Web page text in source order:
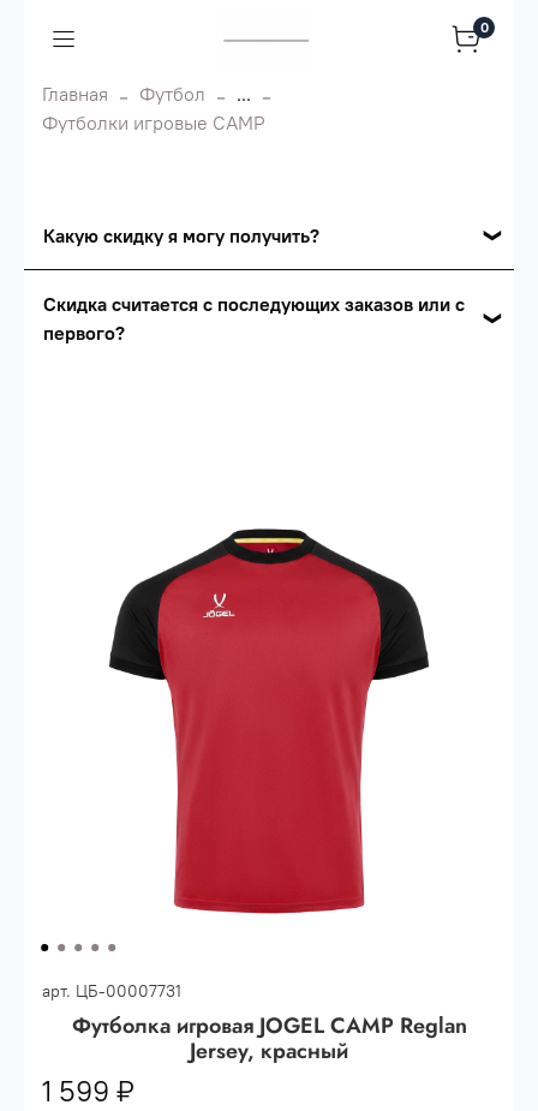
0
Главная Футбол
...
Футболки игровые CAMP
Какую скидку я могу получить?
Сумма скидки зависит от стоимости вашего
30.000 рублей.
(33%)
- сумма всех заказов за 6 месяцев
(36%)
- сумма всех заказов за 6 месяцев
сумма всех заказов за 6 месяцев -
Скидка считается с последующих заказов или с
первого?
арт. ЦБ-00007731
Футболка игровая JOGEL CAMP Reglan
Jersey, красный
1 599 ₽